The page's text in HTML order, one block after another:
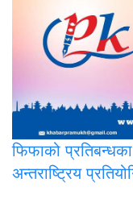
फिफाको
अन्तराष्ट्रिय